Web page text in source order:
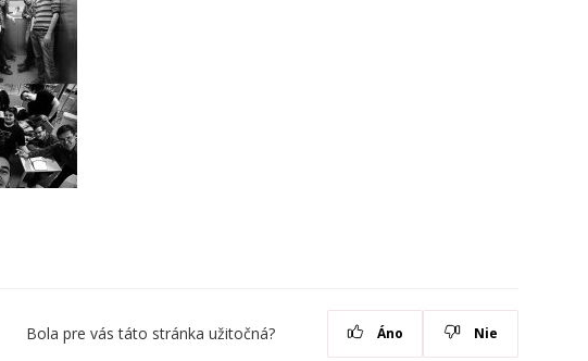
Bola pre vás táto stránka užitočná? Áno Nie